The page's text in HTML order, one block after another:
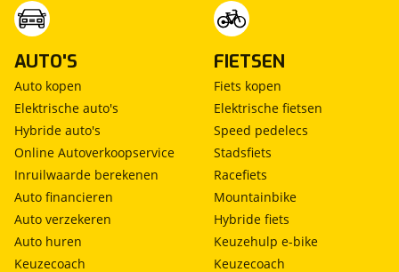
AUTO'S
Auto kopen
Elektrische auto's
Hybride auto's
Online Autoverkoopservice
Inruilwaarde berekenen
Auto financieren
Auto verzekeren
Auto huren
Keuzecoach
FIETSEN
Fiets kopen
Elektrische fietsen
Speed pedelecs
Stadsfiets
Racefiets
Mountainbike
Hybride fiets
Keuzehulp e-bike
Keuzecoach